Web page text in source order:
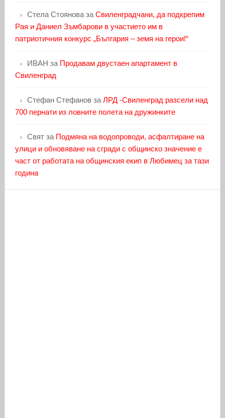
Стела Стояноваза Свиленградчани, да подкрепим
Рая и Даниел Зъмбарови в участието им в
патриотичния конкурс „България – земя на герои!“
ИВАН за Продавам двустаен апартамент в
Свиленград
Стефан Стефановза ЛРД -Свиленград разсели над
700 пернати из ловните полета на дружинките
Святза Подмяна на водопроводи, асфалтиране на
улици и обновяване на сгради с общинско значение е
част от работата на общинския екип в Любимец за тази
година